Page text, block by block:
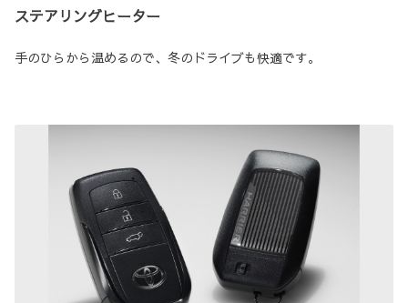
ステアリングヒーター
手のひらから温めるので、冬のドライブも快適です。